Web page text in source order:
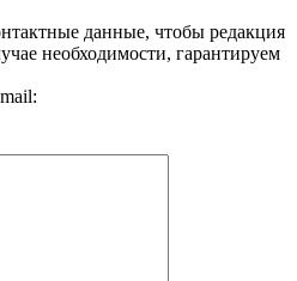
данные, чтобы редакция
необходимости, гарантируем